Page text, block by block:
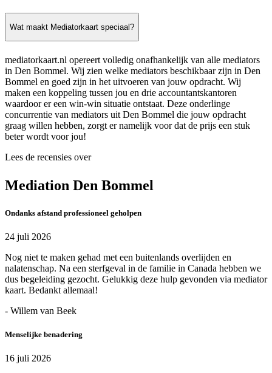
Wat maakt Mediatorkaart speciaal?
mediatorkaart.nl opereert volledig onafhankelijk van alle mediators
in Den Bommel. Wij zien welke mediators beschikbaar zijn in Den
Bommel en goed zijn in het uitvoeren van jouw opdracht. Wij
maken een koppeling tussen jou en drie accountantskantoren
waardoor er een win-win situatie ontstaat. Deze onderlinge
concurrentie van mediators uit Den Bommel die jouw opdracht
graag willen hebben, zorgt er namelijk voor dat de prijs een stuk
beter wordt voor jou!
Lees de recensies over
Mediation Den Bommel
Ondanks afstand professioneel geholpen
24 juli 2026
Nog niet te maken gehad met een buitenlands overlijden en
nalatenschap. Na een sterfgeval in de familie in Canada hebben we
dus begeleiding gezocht. Gelukkig deze hulp gevonden via mediator
kaart. Bedankt allemaal!
- Willem van Beek
Menselijke benadering
16 juli 2026